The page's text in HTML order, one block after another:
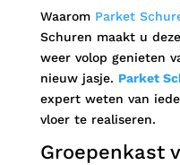
Waarom Parket
Schuren maakt u
weer volop genieten
nieuw jasje. Parket
expert weten van
vloer te realiseren.
Groepenkast